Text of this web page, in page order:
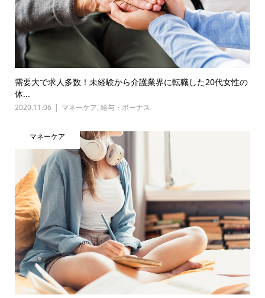
需要大で求人多数！未経験から介護業界に転職した20代女性の
体...
2020.11.06 マネーケア, 給与・ボーナス
マネーケア